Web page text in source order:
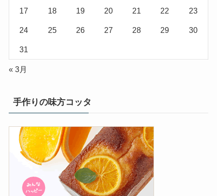
17 18 19 20 21 22 23
24 25 26 27 28 29 30
31
« 3月
手作りの味方コッタ